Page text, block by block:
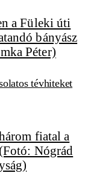
tévhiteket